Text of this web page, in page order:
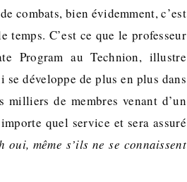
combats, bien évidemment, c’est
temps. C’est ce que le professeur
Program au Technion, illustre
développe de plus en plus dans
milliers de membres venant d’un
quel service et sera assuré
oui, même s’ils ne se connaissent